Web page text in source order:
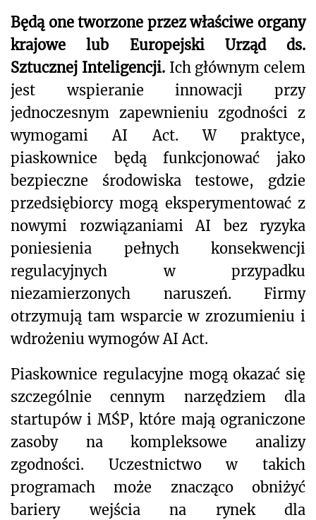
Będą one tworzone przez właściwe organy
krajowe lub Europejski Urząd ds.
Sztucznej Inteligencji.Ich głównym celem
jest wspieranie innowacji przy
jednoczesnym zapewnieniu zgodności z
wymogami AI Act. W praktyce,
piaskownice będą funkcjonować jako
bezpieczne środowiska testowe, gdzie
przedsiębiorcy mogą eksperymentować z
nowymi rozwiązaniami AI bez ryzyka
poniesienia pełnych konsekwencji
regulacyjnych w przypadku
niezamierzonych naruszeń. Firmy
otrzymują tam wsparcie w zrozumieniu i
wdrożeniu wymogów AI Act.
Piaskownice regulacyjne mogą okazać się
szczególnie cennym narzędziem dla
startupów i MŚP, które mają ograniczone
zasoby na kompleksowe analizy
zgodności. Uczestnictwo w takich
programach może znacząco obniżyć
bariery wejścia na rynek dla